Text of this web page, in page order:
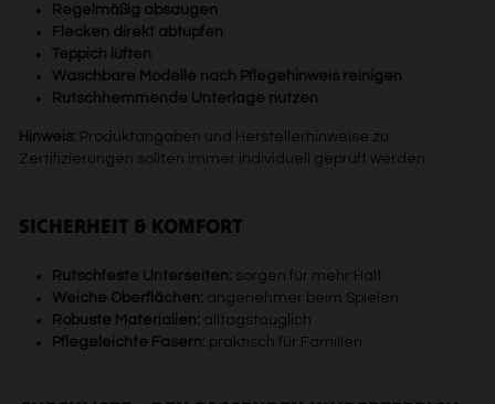
Regelmäßig absaugen
Flecken direkt abtupfen
Teppich lüften
Waschbare Modelle nach Pflegehinweis reinigen
Rutschhemmende Unterlage nutzen
Hinweis: Produktangaben und Herstellerhinweise zu
Zertifizierungen sollten immer individuell geprüft werden.
SICHERHEIT & KOMFORT
Rutschfeste Unterseiten: sorgen für mehr Halt
Weiche Oberflächen: angenehmer beim Spielen
Robuste Materialien: alltagstauglich
Pflegeleichte Fasern: praktisch für Familien